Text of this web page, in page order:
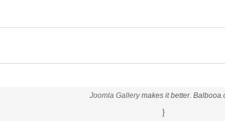
Joomla Gallerymakes it better.
}